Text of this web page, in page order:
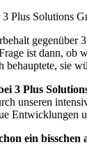
gegenüber
ist dann, ob
behauptete, sie
3 Plus
unseren
Entwicklungen
ein bisschen